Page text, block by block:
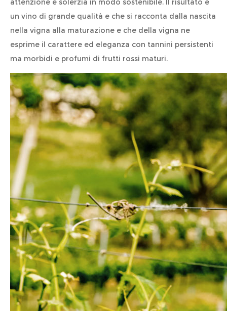
un vino di grande qualità e che si racconta dalla nascita
nella vigna alla maturazione e che della vigna ne
esprime il carattere ed eleganza con tannini persistenti
ma morbidi e profumi di frutti rossi maturi.